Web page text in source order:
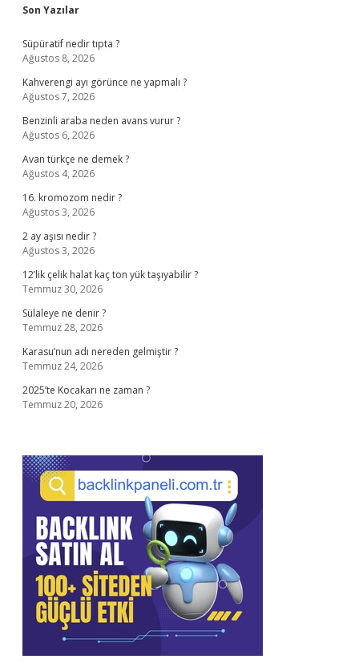
Sidebar
Son Yazılar
Süpüratif nedir tıpta ?
Ağustos 8, 2026
Kahverengi ayı görünce ne yapmalı ?
Ağustos 7, 2026
Benzinli araba neden avans vurur ?
Ağustos 6, 2026
Avan türkçe ne demek ?
Ağustos 4, 2026
16. kromozom nedir ?
Ağustos 3, 2026
2 ay aşısı nedir ?
Ağustos 3, 2026
12’lik çelik halat kaç ton yük taşıyabilir ?
Temmuz 30, 2026
Sülaleye ne denir ?
Temmuz 28, 2026
Karasu’nun adı nereden gelmiştir ?
Temmuz 24, 2026
2025’te Kocakarı ne zaman ?
Temmuz 20, 2026